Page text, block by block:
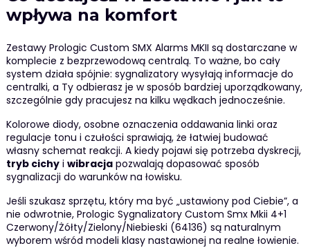
wpływa na komfort
Zestawy Prologic Custom SMX Alarms MKII są dostarczane w
komplecie z bezprzewodową centralą. To ważne, bo cały
system działa spójnie: sygnalizatory wysyłają informacje do
centralki, a Ty odbierasz je w sposób bardziej uporządkowany,
szczególnie gdy pracujesz na kilku wędkach jednocześnie.
Kolorowe diody, osobne oznaczenia oddawania linki oraz
regulacje tonu i czułości sprawiają, że łatwiej budować
własny schemat reakcji. A kiedy pojawi się potrzeba dyskrecji,
tryb cichyi wibracjapozwalają dopasować sposób
sygnalizacji do warunków na łowisku.
Jeśli szukasz sprzętu, który ma być „ustawiony pod Ciebie”, a
nie odwrotnie, Prologic Sygnalizatory Custom Smx Mkii 4+1
Czerwony/Żółty/Zielony/Niebieski (64136) są naturalnym
wyborem wśród modeli klasy nastawionej na realne łowienie.